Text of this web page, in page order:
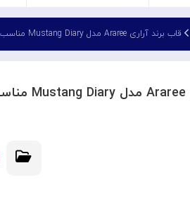
قاب برند آراری Araree مدل Mustang Diary مناسب Galaxy S20 Ultra